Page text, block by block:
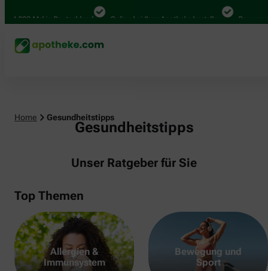
Mal in Deutschland Online bei Ihrer Apotheke bestellen Bequem
Home Gesundheitstipps
Gesundheitstipps
Unser Ratgeber für Sie
Top Themen
Allergien &
Immunsystem
Bewegung und
Sport